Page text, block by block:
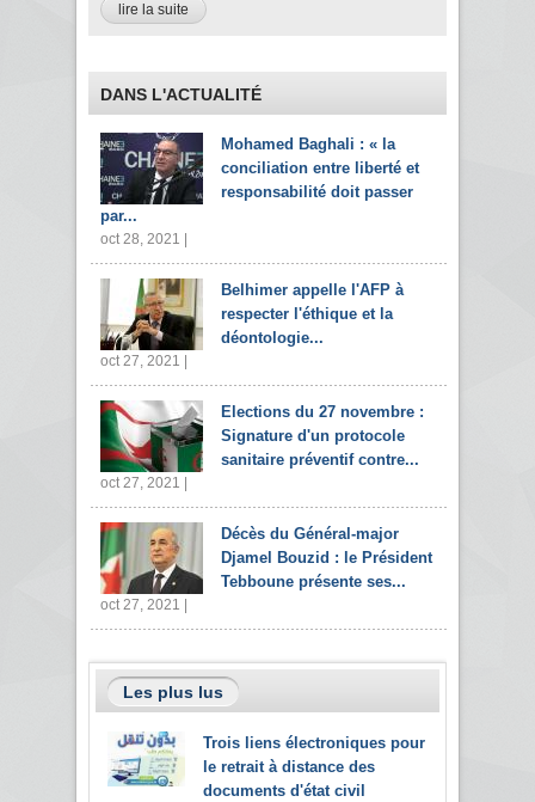
lire la suite
DANS L'ACTUALITÉ
Mohamed Baghali : « la
conciliation entre liberté et
responsabilité doit passer
par...
oct 28, 2021 |
Belhimer appelle l'AFP à
respecter l'éthique et la
déontologie...
oct 27, 2021 |
Elections du 27 novembre :
Signature d'un protocole
sanitaire préventif contre...
oct 27, 2021 |
Décès du Général-major
Djamel Bouzid : le Président
Tebboune présente ses...
oct 27, 2021 |
Les plus lus
Trois liens électroniques pour
le retrait à distance des
documents d'état civil